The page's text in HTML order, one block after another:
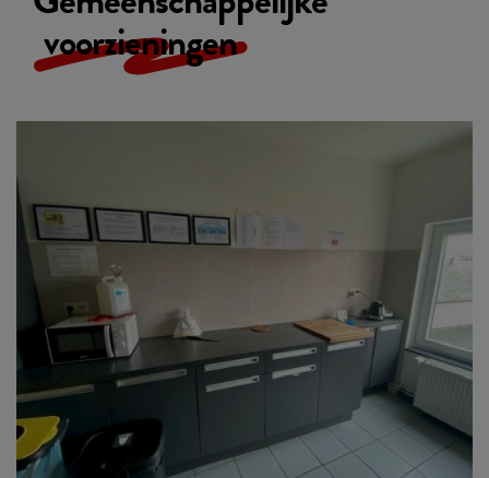
voorzieningen